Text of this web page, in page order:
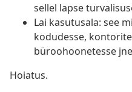
sellel lapse
Lai kasutusala: see
kodudesse,
büroohoonetesse
Hoiatus.